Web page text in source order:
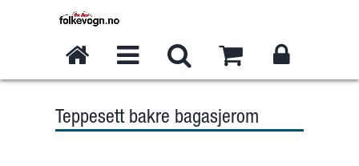
Teppesett bakre bagasjerom